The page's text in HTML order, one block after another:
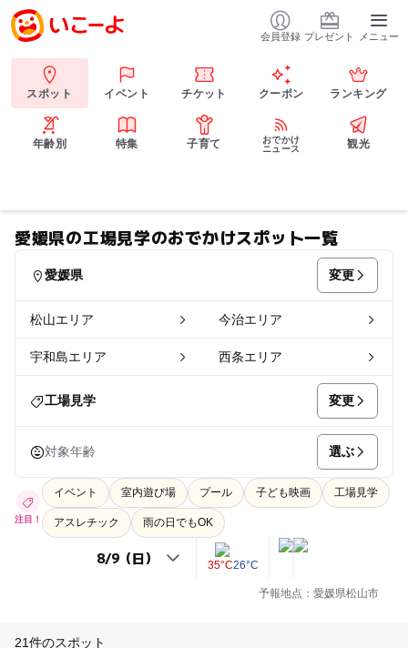
会員登録 プレゼント メニュー
スポット イベント チケット クーポン ランキング
年齢別 特集 子育て
おでかけ
ニュース
観光
愛媛県の工場見学のおでかけスポット一覧
愛媛県 変更
松山エリア 今治エリア
宇和島エリア 西条エリア
工場見学 変更
対象年齢 選ぶ
注目！
イベント 室内遊び場 プール 子ども映画 工場見学
アスレチック 雨の日でもOK
35°C26°C
予報地点：愛媛県松山市
21件のスポット